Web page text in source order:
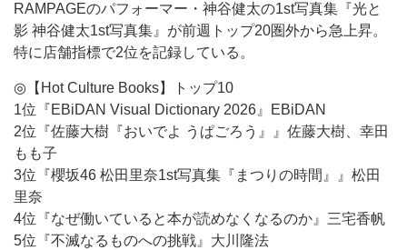
RAMPAGEのパフォーマー・神谷健太の1st写真集『光と
影 神谷健太1st写真集』が前週トップ20圏外から急上昇。
特に店舗指標で2位を記録している。
◎【Hot Culture Books】トップ10
1位『EBiDAN Visual Dictionary 2026』EBiDAN
2位『佐藤大樹『おいでよ うぱごろう』』佐藤大樹、幸田
もも子
3位『櫻坂46 松田里奈1st写真集『まつりの時間』』松田
里奈
4位『なぜ働いていると本が読めなくなるのか』三宅香帆
5位『不滅なるものへの挑戦』大川隆法